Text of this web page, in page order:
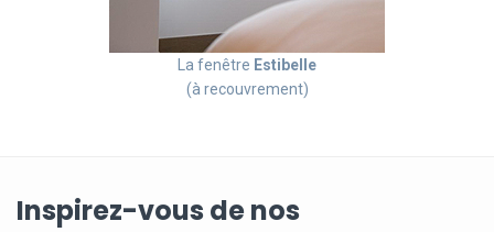
La fenêtre Estibelle
(à recouvrement)
Inspirez-vous de nos